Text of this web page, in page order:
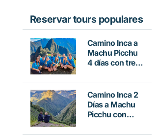
Reservar tours populares
Camino Inca a
Machu Picchu
4 días con tren
Camino Inca 2
Días a Machu
Picchu con